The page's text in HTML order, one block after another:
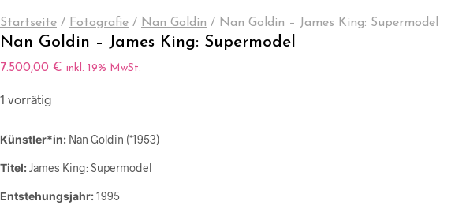
Startseite / Fotografie / Nan Goldin / Nan Goldin – James King: Supermodel
Nan Goldin – James King: Supermodel
7.500,00 € inkl. 19% MwSt.
1 vorrätig
Künstler*in: Nan Goldin (*1953)
Titel:James King: Supermodel
Entstehungsjahr:1995